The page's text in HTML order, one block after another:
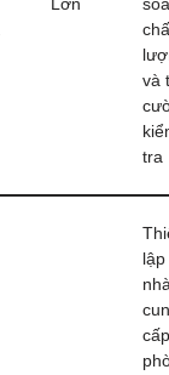
Lớn
và
tra
lập